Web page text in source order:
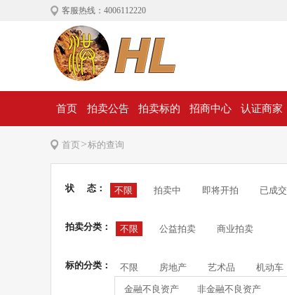
客服热线：4006112220
首页 拍卖公告 拍卖标的 招商中心 认证商家
首页>标的查询
状 态： 不限 拍卖中 即将开拍 已成交
拍卖分类： 不限 公益拍卖 商业拍卖
标的分类： 不限 房地产 艺术品 机动车
金融不良资产 非金融不良资产